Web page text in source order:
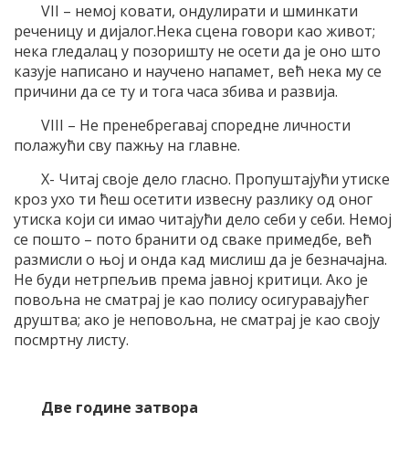
VII – немој ковати, ондулирати и шминкати
реченицу и дијалог.Нека сцена говори као живот;
нека гледалац у позоришту не осети да је оно што
казује написано и научено напамет, већ нека му се
причини да се ту и тога часа збива и развија.
VIII – Не пренебрегавај споредне личности
полажући сву пажњу на главне.
X- Читај своје дело гласно. Пропуштајући утиске
кроз ухо ти ћеш осетити извесну разлику од оног
утиска који си имао читајући дело себи у себи. Немој
се пошто – пото бранити од сваке примедбе, већ
размисли о њој и онда кад мислиш да је безначајна.
Не буди нетрпељив према јавној критици. Ако је
повољна не сматрај је као полису осигуравајућег
друштва; ако је неповољна, не сматрај је као своју
посмртну листу.
Две године затвора